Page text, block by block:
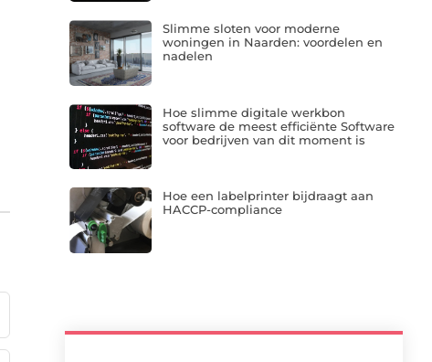
Slimme sloten voor moderne
woningen in Naarden: voordelen en
nadelen
Hoe slimme digitale werkbon
software de meest efficiënte Software
voor bedrijven van dit moment is
Hoe een labelprinter bijdraagt aan
HACCP-compliance